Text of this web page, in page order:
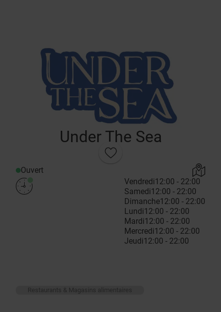
Under The Sea
Ouvert
Vendredi12:00 - 22:00
Samedi12:00 - 22:00
Dimanche12:00 - 22:00
Lundi12:00 - 22:00
Mardi12:00 - 22:00
Mercredi12:00 - 22:00
Jeudi12:00 - 22:00
Restaurants & Magasins alimentaires